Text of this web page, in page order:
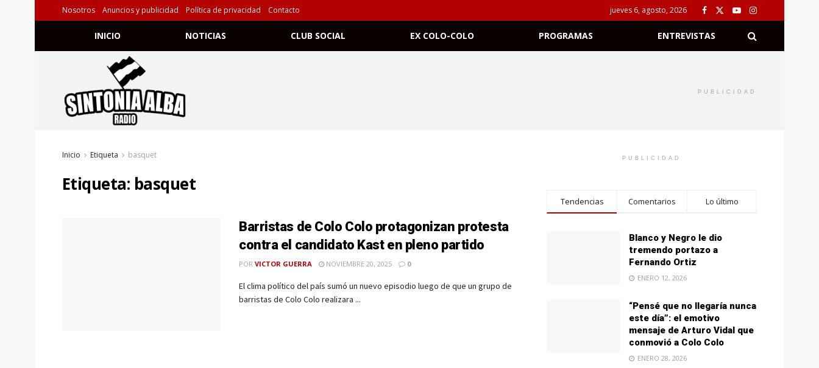
Nosotros Anuncios y publicidad Política de privacidad Contacto jueves 6, agosto, 2026
INICIO NOTICIAS CLUB SOCIAL EX COLO-COLO PROGRAMAS ENTREVISTAS
PUBLICIDAD
Inicio Etiqueta basquet
Etiqueta: basquet
Barristas de Colo Colo protagonizan protesta
contra el candidato Kast en pleno partido
POR VICTOR GUERRA NOVIEMBRE 20, 2025 0
El clima político del país sumó un nuevo episodio luego de que un grupo de
barristas de Colo Colo realizara ...
PUBLICIDAD
Tendencias Comentarios Lo último
Blanco y Negro le dio
tremendo portazo a
Fernando Ortiz
ENERO 12, 2026
“Pensé que no llegaría nunca
este día”: el emotivo
mensaje de Arturo Vidal que
conmovió a Colo Colo
ENERO 28, 2026